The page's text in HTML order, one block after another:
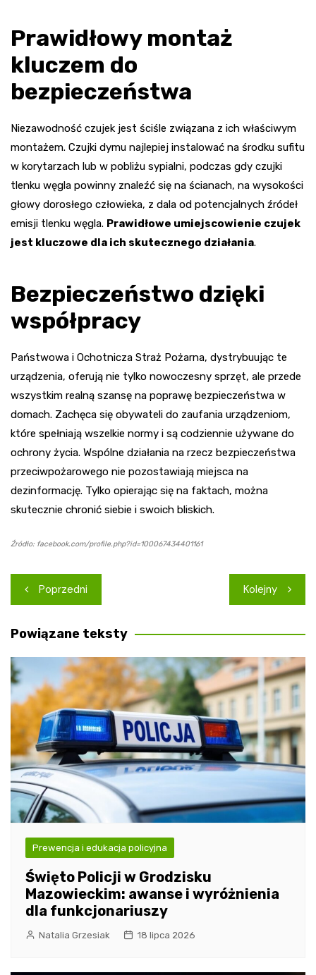
Prawidłowy montaż
kluczem do
bezpieczeństwa
Niezawodność czujek jest ściśle związana z ich właściwym
montażem. Czujki dymu najlepiej instalować na środku sufitu
w korytarzach lub w pobliżu sypialni, podczas gdy czujki
tlenku węgla powinny znaleźć się na ścianach, na wysokości
głowy dorosłego człowieka, z dala od potencjalnych źródeł
emisji tlenku węgla. Prawidłowe umiejscowienie czujek
jest kluczowe dla ich skutecznego działania.
Bezpieczeństwo dzięki
współpracy
Państwowa i Ochotnicza Straż Pożarna, dystrybuując te
urządzenia, oferują nie tylko nowoczesny sprzęt, ale przede
wszystkim realną szansę na poprawę bezpieczeństwa w
domach. Zachęca się obywateli do zaufania urządzeniom,
które spełniają wszelkie normy i są codziennie używane do
ochrony życia. Wspólne działania na rzecz bezpieczeństwa
przeciwpożarowego nie pozostawiają miejsca na
dezinformację. Tylko opierając się na faktach, można
skutecznie chronić siebie i swoich bliskich.
Źródło: facebook.com/profile.php?id=100067434401161
Nawigacja
wpisu
Poprzedni Kolejny
Powiązane teksty
Prewencja i edukacja policyjna
Święto Policji w Grodzisku
Mazowieckim: awanse i wyróżnienia
dla funkcjonariuszy
Natalia Grzesiak 18 lipca 2026